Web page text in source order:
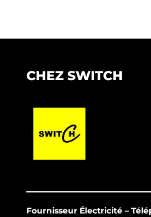
CHEZ SWITCH
Fournisseur Électricité –